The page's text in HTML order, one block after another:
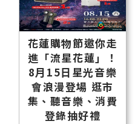
花蓮購物節邀你走
進「流星花蓮」！
8月15日星光音樂
會浪漫登場 逛市
集、聽音樂、消費
登錄抽好禮